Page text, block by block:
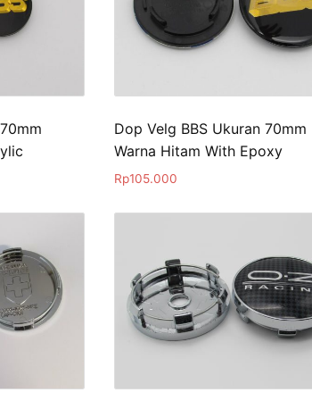
Dop Velg BBS Ukuran 70mm
Warna Hitam With Epoxy
Rp105.000